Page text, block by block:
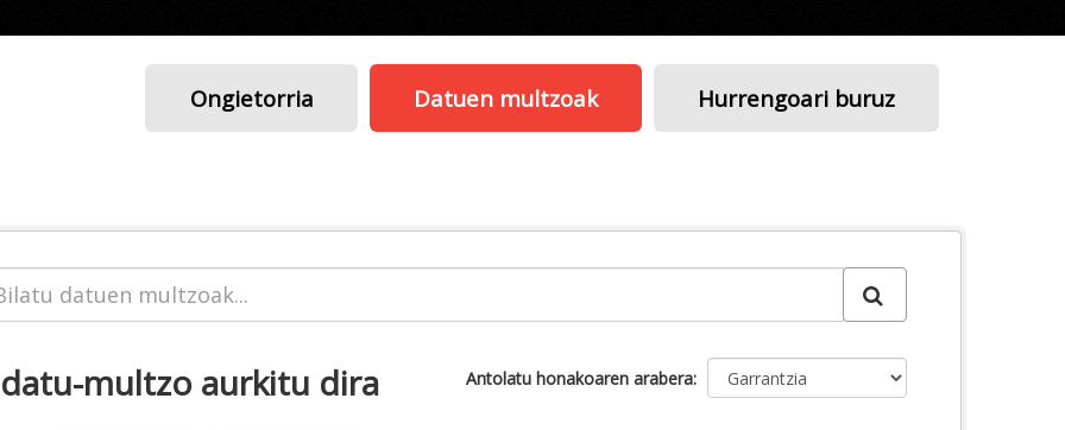
Ongietorria Datuen multzoak Hurrengoari buruz
Antolatu honakoaren arabera
multzo aurkitu dira